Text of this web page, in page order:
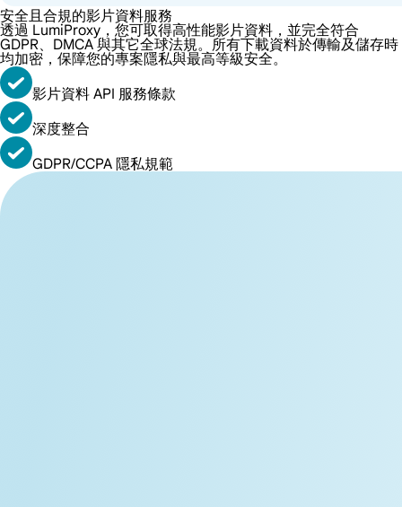
安全且合規的影片資料服務
透過 LumiProxy，您可取得高性能影片資料，並完全符合
GDPR、DMCA 與其它全球法規。所有下載資料於傳輸及儲存時
均加密，保障您的專案隱私與最高等級安全。
影片資料 API 服務條款
深度整合
GDPR/CCPA 隱私規範